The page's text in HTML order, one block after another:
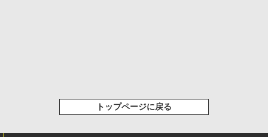
トップページに戻る